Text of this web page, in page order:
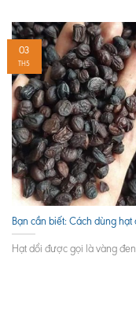
Bạn cần biết: Cách dùng
Hạt dổi được gọi là vàng
03
TH5